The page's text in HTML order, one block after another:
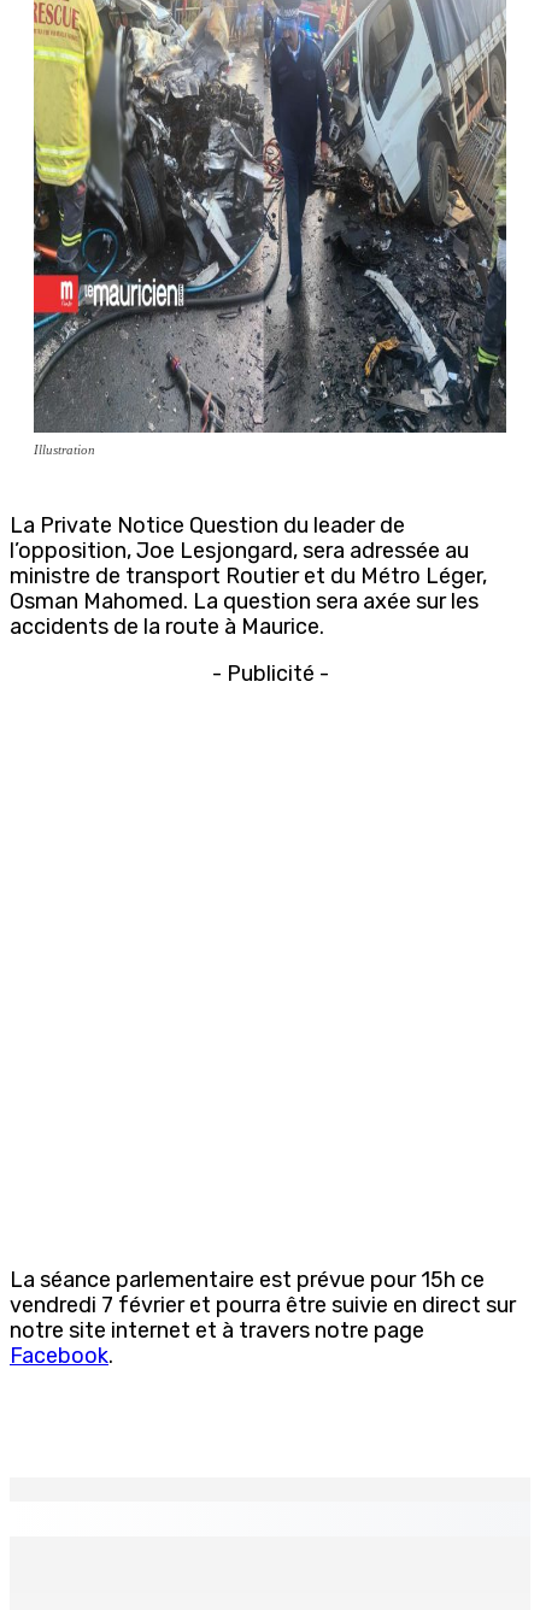
Illustration
La Private Notice Question du leader de
l’opposition, Joe Lesjongard, sera adressée au
ministre de transport Routier et du Métro Léger,
Osman Mahomed. La question sera axée sur les
accidents de la route à Maurice.
- Publicité -
La séance parlementaire est prévue pour 15h ce
vendredi 7 février et pourra être suivie en direct sur
notre site internet et à travers notre page
Facebook.